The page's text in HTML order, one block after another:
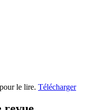
le lire. Télécharger